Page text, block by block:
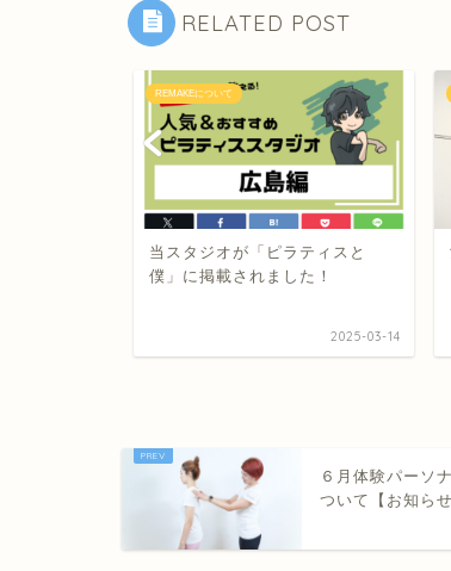
RELATED POST
REMAKEについて
当スタジオが「ピラティスと
僕」に掲載されました！
2025-03-14
６月体験パーソ
ついて【お知らせ